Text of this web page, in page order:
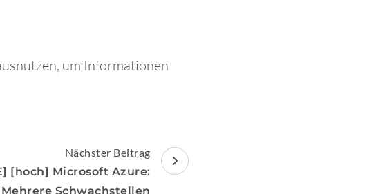
um Informationen
Nächster Beitrag
[hoch] Microsoft Azure:
Mehrere Schwachstellen